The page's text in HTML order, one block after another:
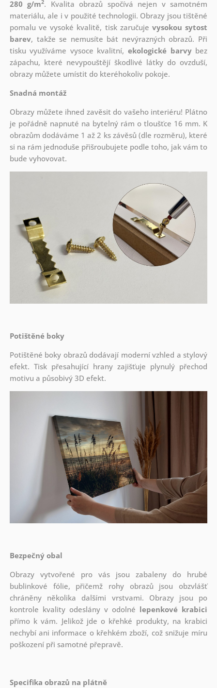
280 g/m2. Kvalita obrazů spočívá nejen v samotném
materiálu, ale i v použité technologii. Obrazy jsou tištěné
pomalu ve vysoké kvalitě, tisk zaručuje vysokou sytost
barev, takže se nemusíte bát nevýrazných obrazů. Při
tisku využíváme vysoce kvalitní,ekologické barvybez
zápachu, které nevypouštějí škodlivé látky do ovzduší,
obrazy můžete umístit do kteréhokoliv pokoje.
Snadná montáž
Obrazy můžete ihned zavěsit do vašeho interiéru! Plátno
je pořádně napnuté na bytelný rám o tloušťce 16 mm. K
obrazům dodáváme 1 až 2 ks závěsů (dle rozměru), které
si na rám jednoduše přišroubujete podle toho, jak vám to
bude vyhovovat.
Potištěné boky
Potištěné boky obrazů dodávají moderní vzhled a stylový
efekt. Tisk přesahující hrany zajišťuje plynulý přechod
motivu a působivý 3D efekt.
Bezpečný obal
Obrazy vytvořené pro vás jsou zabaleny do hrubé
bublinkové fólie, přičemž rohy obrazů jsou obzvlášť
chráněny několika dalšími vrstvami. Obrazy jsou po
kontrole kvality odeslány v odolné lepenkové krabici
přímo k vám. Jelikož jde o křehké produkty, na krabici
nechybí ani informace o křehkém zboží, což snižuje míru
poškození při samotné přepravě.
Specifika obrazů na plátně